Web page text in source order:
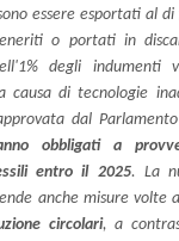
essere esportati al
o portati in
degli indumenti
di tecnologie
dal
obbligati a
entro il 2025. La
anche misure volte a
circolari, a